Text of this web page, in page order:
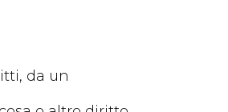
da un